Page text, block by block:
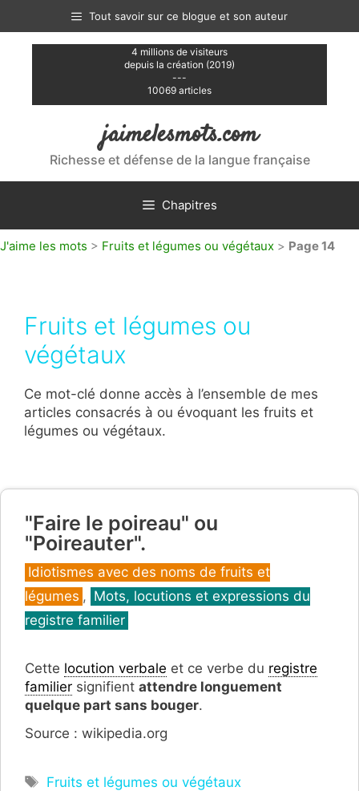
contenu
Tout savoir sur ce blogue et son auteur
4 millions de visiteurs
depuis la création (2019)
---
10069 articles
jaimelesmots.com
Richesse et défense de la langue française
Chapitres
J'aime les mots > Fruits et légumes ou végétaux > Page 14
Fruits et légumes ou
végétaux
Ce mot-clé donne accès à l’ensemble de mes
articles consacrés à ou évoquant les fruits et
légumes ou végétaux.
"Faire le poireau" ou
"Poireauter".
Catégories
Idiotismes avec des noms de fruits et
légumes , Mots, locutions et expressions du
registre familier
Cette locution verbale et ce verbe du registre
familier signifient attendre longuement
quelque part sans bouger.
Source : wikipedia.org
Étiquettes
Fruits et légumes ou végétaux